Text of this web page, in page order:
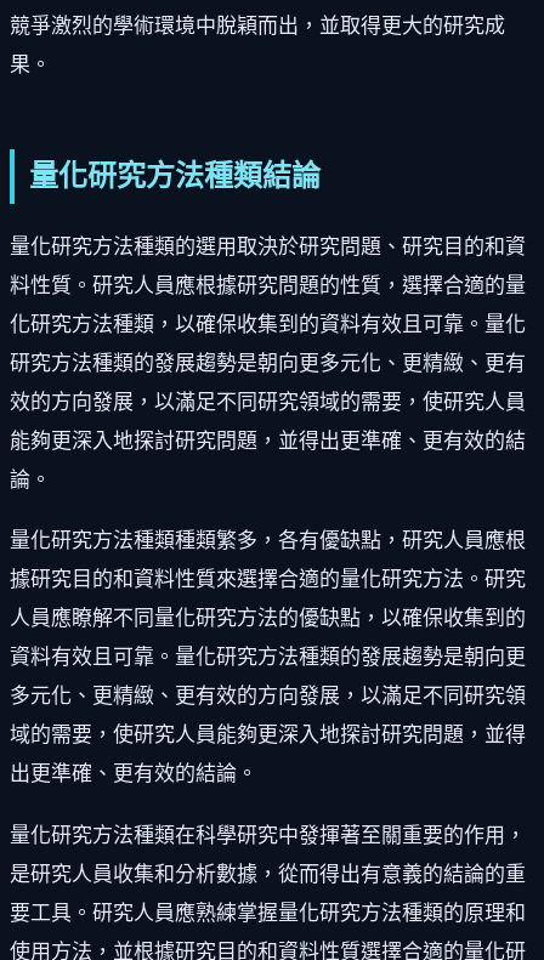
競爭激烈的學術環境中脫穎而出，並取得更大的研究成
果。
量化研究方法種類結論
量化研究方法種類的選用取決於研究問題、研究目的和資
料性質。研究人員應根據研究問題的性質，選擇合適的量
化研究方法種類，以確保收集到的資料有效且可靠。量化
研究方法種類的發展趨勢是朝向更多元化、更精緻、更有
效的方向發展，以滿足不同研究領域的需要，使研究人員
能夠更深入地探討研究問題，並得出更準確、更有效的結
論。
量化研究方法種類種類繁多，各有優缺點，研究人員應根
據研究目的和資料性質來選擇合適的量化研究方法。研究
人員應瞭解不同量化研究方法的優缺點，以確保收集到的
資料有效且可靠。量化研究方法種類的發展趨勢是朝向更
多元化、更精緻、更有效的方向發展，以滿足不同研究領
域的需要，使研究人員能夠更深入地探討研究問題，並得
出更準確、更有效的結論。
量化研究方法種類在科學研究中發揮著至關重要的作用，
是研究人員收集和分析數據，從而得出有意義的結論的重
要工具。研究人員應熟練掌握量化研究方法種類的原理和
使用方法，並根據研究目的和資料性質選擇合適的量化研